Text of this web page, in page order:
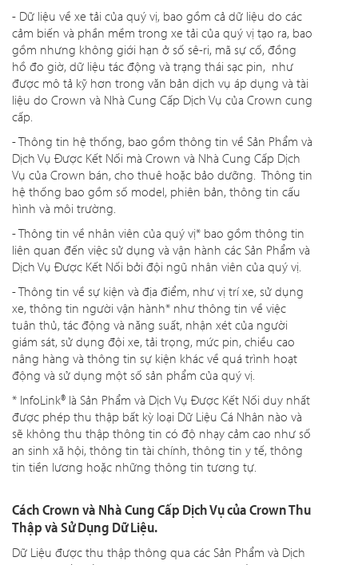
- Dữ liệu về xe tải của quý vị, bao gồm cả dữ liệu do các
cảm biến và phần mềm trong xe tải của quý vị tạo ra, bao
gồm nhưng không giới hạn ở số sê-ri, mã sự cố, đồng
hồ đo giờ, dữ liệu tác động và trạng thái sạc pin, như
được mô tả kỹ hơn trong văn bản dịch vụ áp dụng và tài
liệu do Crown và Nhà Cung Cấp Dịch Vụ của Crown cung
cấp.
- Thông tin hệ thống, bao gồm thông tin về Sản Phẩm và
Dịch Vụ Được Kết Nối mà Crown và Nhà Cung Cấp Dịch
Vụ của Crown bán, cho thuê hoặc bảo dưỡng. Thông tin
hệ thống bao gồm số model, phiên bản, thông tin cấu
hình và môi trường.
- Thông tin về nhân viên của quý vị* bao gồm thông tin
liên quan đến việc sử dụng và vận hành các Sản Phẩm và
Dịch Vụ Được Kết Nối bởi đội ngũ nhân viên của quý vị.
- Thông tin về sự kiện và địa điểm, như vị trí xe, sử dụng
xe, thông tin người vận hành* như thông tin về việc
tuân thủ, tác động và năng suất, nhận xét của người
giám sát, sử dụng đội xe, tải trọng, mức pin, chiều cao
nâng hàng và thông tin sự kiện khác về quá trình hoạt
động và sử dụng một số sản phẩm của quý vị.
* InfoLink® là Sản Phẩm và Dịch Vụ Được Kết Nối duy nhất
được phép thu thập bất kỳ loại Dữ Liệu Cá Nhân nào và
sẽ không thu thập thông tin có độ nhạy cảm cao như số
an sinh xã hội, thông tin tài chính, thông tin y tế, thông
tin tiền lương hoặc những thông tin tương tự.
Cách Crown và Nhà Cung Cấp Dịch Vụ của Crown Thu
Thập và Sử Dụng Dữ Liệu.
Dữ Liệu được thu thập thông qua các Sản Phẩm và Dịch